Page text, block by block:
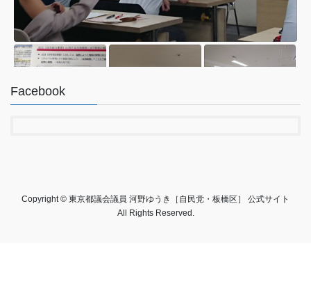
Facebook
Copyright © 東京都議会議員 河野ゆうき［自民党・板橋区］ 公式サイト
All Rights Reserved.